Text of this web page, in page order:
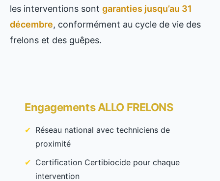
les interventions sont garanties jusqu’au 31
décembre, conformément au cycle de vie des
frelons et des guêpes.
Engagements ALLO FRELONS
Réseau national avec techniciens de
proximité
Certification Certibiocide pour chaque
intervention